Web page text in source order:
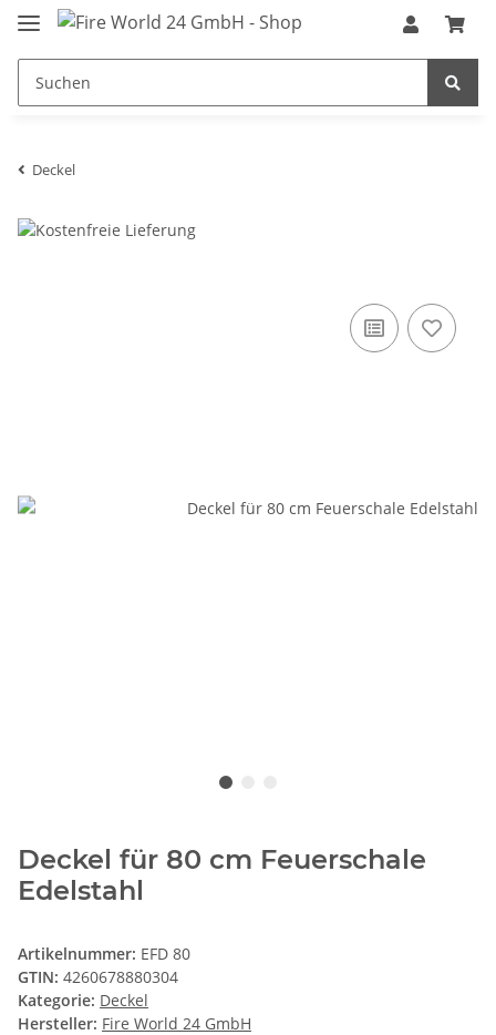
Deckel
Deckel für 80 cm Feuerschale
Edelstahl
Artikelnummer: EFD 80
GTIN: 4260678880304
Kategorie: Deckel
Hersteller: Fire World 24 GmbH